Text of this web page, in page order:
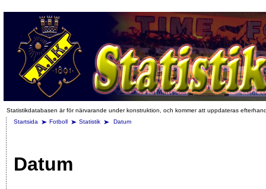
Statistikdatabasen är för närvarande under konstruktion, och kommer att uppdateras
Startsida
Fotboll Statistik Datum
Datum